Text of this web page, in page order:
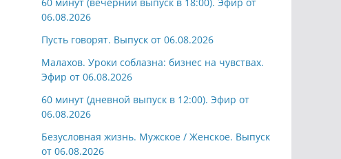
06.08.2026
Пусть говорят. Выпуск от 06.08.2026
Малахов. Уроки соблазна: бизнес на чувствах.
Эфир от 06.08.2026
60 минут (дневной выпуск в 12:00). Эфир от
06.08.2026
Безусловная жизнь. Мужское / Женское. Выпуск
от 06.08.2026